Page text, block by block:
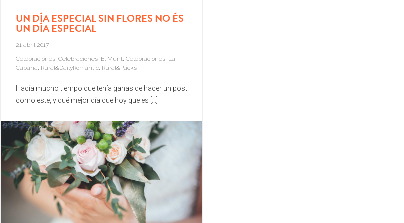
UN DÍA ESPECIAL SIN FLORES NO ÉS
UN DÍA ESPECIAL
21 abril 2017
Celebraciones Celebraciones_El Munt Celebraciones_La
Cabana Rural&DailyRomantic Rural&Packs
Hacía mucho tiempo que tenía ganas de hacer un post
como este, y qué mejor día que hoy que es [...]